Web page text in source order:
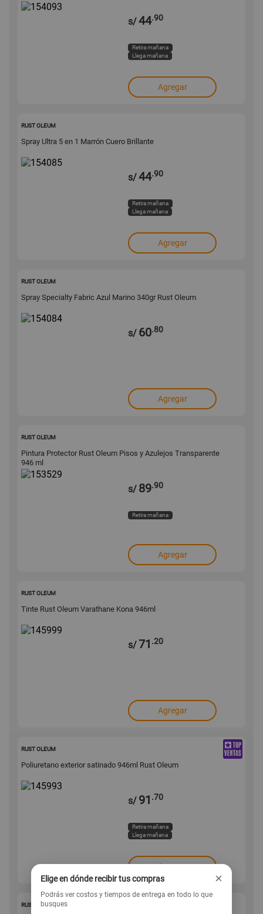
s/44.90
Retira mañana
Llega mañana
Agregar
RUST OLEUM
Spray Ultra 5 en 1 Marrón Cuero Brillante
s/44.90
Retira mañana
Llega mañana
Agregar
RUST OLEUM
Spray Specialty Fabric Azul Marino 340gr Rust Oleum
s/ 60.80
Agregar
RUST OLEUM
Pintura Protector Rust Oleum Pisos y Azulejos Transparente
946 ml
s/ 89.90
Retira mañana
Agregar
RUST OLEUM
Tinte Rust Oleum Varathane Kona 946ml
s/71 .20
Agregar
RUST OLEUM
Poliuretano exterior satinado 946ml Rust Oleum
s/ 91 .70
Retira mañana
Llega mañana
Agregar
RUST OLEUM
Elige en dónde recibir tus compras ×
Podrás ver costos y tiempos de entrega en todo lo que
busques